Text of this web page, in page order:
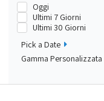
Oggi
Ultimi 7 Giorni
Ultimi 30 Giorni
Pick a Date
Gamma Personalizzata